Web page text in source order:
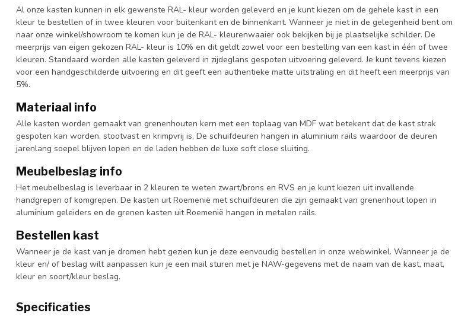
Al onze kasten kunnen in elk gewenste RAL- kleur worden geleverd en je kunt kiezen om de gehele kast in een
kleur te bestellen of in twee kleuren voor buitenkant en de binnenkant. Wanneer je niet in de gelegenheid bent om
naar onze winkel/showroom te komen kun je de RAL- kleurenwaaier ook bekijken bij je plaatselijke schilder. De
meerprijs van eigen gekozen RAL- kleur is 10% en dit geldt zowel voor een bestelling van een kast in één of twee
kleuren. Standaard worden alle kasten geleverd in zijdeglans gespoten uitvoering geleverd. Je kunt tevens kiezen
voor een handgeschilderde uitvoering en dit geeft een authentieke matte uitstraling en dit heeft een meerprijs van
5%.
Materiaal info
Alle kasten worden gemaakt van grenenhouten kern met een toplaag van MDF wat betekent dat de kast strak
gespoten kan worden, stootvast en krimpvrij is, De schuifdeuren hangen in aluminium rails waardoor de deuren
jarenlang soepel blijven lopen en de laden hebben de luxe soft close sluiting.
Meubelbeslag info
Het meubelbeslag is leverbaar in 2 kleuren te weten zwart/brons en RVS en je kunt kiezen uit invallende
handgrepen of komgrepen. De kasten uit Roemenië met schuifdeuren die zijn gemaakt van grenenhout lopen in
aluminium geleiders en de grenen kasten uit Roemenië hangen in metalen rails.
Bestellen kast
Wanneer je de kast van je dromen hebt gezien kun je deze eenvoudig bestellen in onze webwinkel. Wanneer je de
kleur en/ of beslag wilt aanpassen kun je een mail sturen met je NAW-gegevens met de naam van de kast, maat,
kleur en soort/kleur beslag.
Specificaties